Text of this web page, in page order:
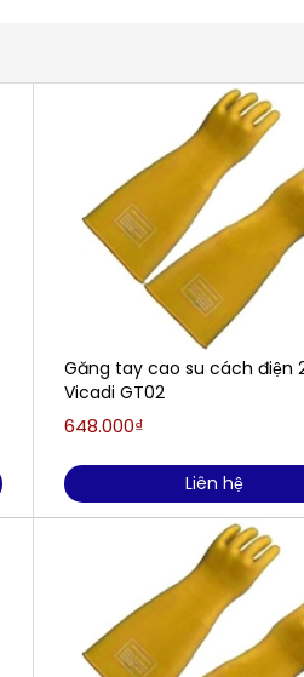
Găng tay cao su cách điện
Vicadi GT02
648.000₫
Liên hệ